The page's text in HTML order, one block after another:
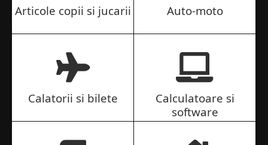
Articole copii si jucarii Auto-moto
Calatorii si bilete
Calculatoare si
software